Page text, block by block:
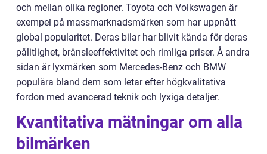
och mellan olika regioner. Toyota och Volkswagen är
exempel på massmarknadsmärken som har uppnått
global popularitet. Deras bilar har blivit kända för deras
pålitlighet, bränsleeffektivitet och rimliga priser. Å andra
sidan är lyxmärken som Mercedes-Benz och BMW
populära bland dem som letar efter högkvalitativa
fordon med avancerad teknik och lyxiga detaljer.
Kvantitativa mätningar om alla
bilmärken